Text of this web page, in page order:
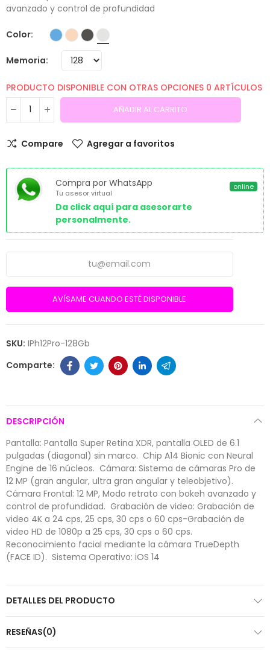
avanzado y control de profundidad
Color
Memoria
PRODUCTO DISPONIBLE CON OTRAS OPCIONES 0 ARTÍCULOS
AÑADIR AL CARRITO
Compare Agregar a favoritos
Compra por WhatsApp
Tu asesor virtual
Da click aquí para asesorarte
personalmente.
online
AVÍSAME CUANDO ESTÉ DISPONIBLE
SKU: IPh12Pro-128Gb
DESCRIPCIÓN
Pantalla: Pantalla Super Retina XDR, pantalla OLED de 6.1
pulgadas (diagonal) sin marco.  Chip A14 Bionic con Neural
Engine de 16 núcleos.  Cámara: Sistema de cámaras Pro de
12 MP (gran angular, ultra gran angular y teleobjetivo). 
Cámara Frontal: 12 MP, Modo retrato con bokeh avanzado y
control de profundidad.  Grabación de video: Grabación de
video 4K a 24 cps, 25 cps, 30 cps o 60 cps-Grabación de
video HD de 1080p a 25 cps, 30 cps o 60 cps. 
Reconocimiento facial mediante la cámara TrueDepth
(FACE ID).  Sistema Operativo: iOS 14
DETALLES DEL PRODUCTO
RESEÑAS(0)